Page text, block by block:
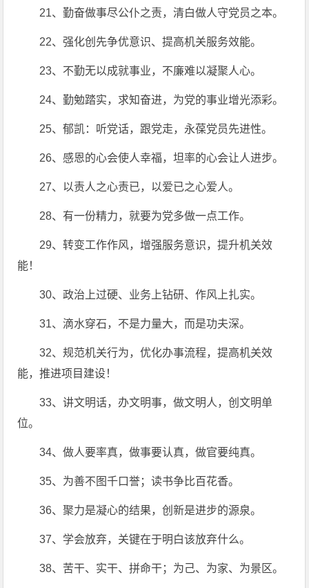
21、勤奋做事尽公仆之责，清白做人守党员之本。
22、强化创先争优意识、提高机关服务效能。
23、不勤无以成就事业，不廉难以凝聚人心。
24、勤勉踏实，求知奋进，为党的事业增光添彩。
25、郁凯：听党话，跟党走，永葆党员先进性。
26、感恩的心会使人幸福，坦率的心会让人进步。
27、以责人之心责已，以爱已之心爱人。
28、有一份精力，就要为党多做一点工作。
29、转变工作作风，增强服务意识，提升机关效
能！
30、政治上过硬、业务上钻研、作风上扎实。
31、滴水穿石，不是力量大，而是功夫深。
32、规范机关行为，优化办事流程，提高机关效
能，推进项目建设！
33、讲文明话，办文明事，做文明人，创文明单
位。
34、做人要率真，做事要认真，做官要纯真。
35、为善不图千口誉；读书争比百花香。
36、聚力是凝心的结果，创新是进步的源泉。
37、学会放弃，关键在于明白该放弃什么。
38、苦干、实干、拼命干；为己、为家、为景区。